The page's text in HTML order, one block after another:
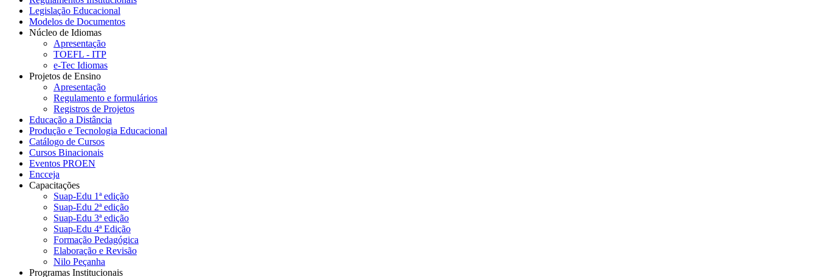
Legislação Educacional
Modelos de Documentos
Núcleo de Idiomas
Apresentação
TOEFL - ITP
e-Tec Idiomas
Projetos de Ensino
Apresentação
Regulamento e formulários
Registros de Projetos
Educação a Distância
Produção e Tecnologia Educacional
Catálogo de Cursos
Cursos Binacionais
Eventos PROEN
Encceja
Capacitações
Suap-Edu 1ª edição
Suap-Edu 2ª edição
Suap-Edu 3ª edição
Suap-Edu 4ª Edição
Formação Pedagógica
Elaboração e Revisão
Nilo Peçanha
Programas Institucionais